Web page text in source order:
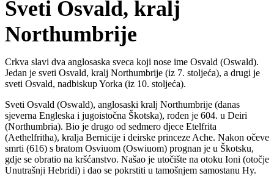
Sveti Osvald, kralj
Northumbrije
Crkva slavi dva anglosaska sveca koji nose ime Osvald (Oswald).
Jedan je sveti Osvald, kralj Northumbrije (iz 7. stoljeća), a drugi je
sveti Osvald, nadbiskup Yorka (iz 10. stoljeća).
Sveti Osvald (Oswald), anglosaski kralj Northumbrije (danas
sjeverna Engleska i jugoistočna Škotska), rođen je 604. u Deiri
(Northumbria). Bio je drugo od sedmero djece Etelfrita
(Aethelfritha), kralja Bernicije i deirske princeze Ache. Nakon očeve
smrti (616) s bratom Osviuom (Oswiuom) prognan je u Škotsku,
gdje se obratio na kršćanstvo. Našao je utočište na otoku Ioni (otočje
Unutrašnji Hebridi) i dao se pokrstiti u tamošnjem samostanu Hy.